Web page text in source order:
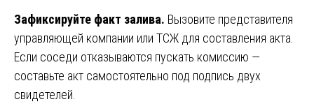
Зафиксируйте факт залива. Вызовите представителя
управляющей компании или ТСЖ для составления акта.
Если соседи отказываются пускать комиссию —
составьте акт самостоятельно под подпись двух
свидетелей.